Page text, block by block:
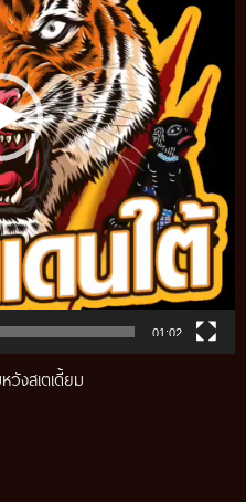
01:02
งสเตเดี้ยม